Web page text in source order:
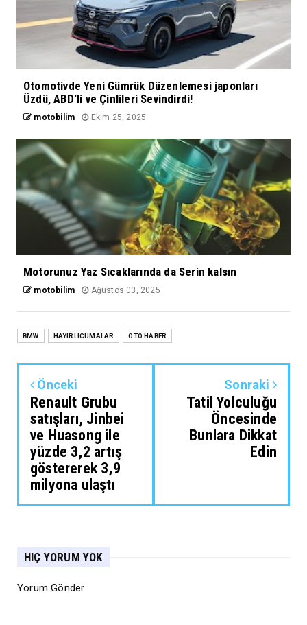
Otomotivde Yeni Gümrük Düzenlemesi japonları
Üzdü, ABD'li ve Çinlileri Sevindirdi!
motobilim Ekim 25, 2025
Motorunuz Yaz Sıcaklarında da Serin kalsın
motobilim Ağustos 03, 2025
BMW HAYIRLICUMALAR OTO HABER
Önceki
Renault Grubu
satışları, Jinbei
ve Huasong ile
yüzde 3,2 artış
göstererek 3,9
milyona ulaştı
Sonraki
Tatil Yolculuğu
Öncesinde
Bunlara Dikkat
Edin
HIÇ YORUM YOK
Yorum Gönder